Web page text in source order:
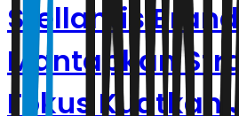
Stellantis Brand
Mantapkan
Fokus Kuatkan